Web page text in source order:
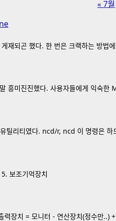
« 7월
재되곤 했다. 한 번은 크랙하는 방
미진진했다. 사용자들에게 익숙한
틸리티였다. ncd/r, ncd 이 명령은 하
보조기억장치
장치 = 모니터 - 연산장치(정수만..)